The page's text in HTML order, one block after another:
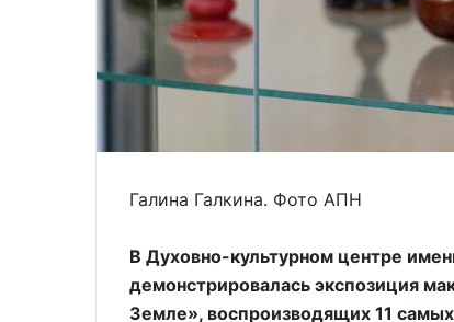
Галина Галкина. Фото АПН
В Духовно-культурном центре
демонстрировалась экспозиция
Земле», воспроизводящих 11